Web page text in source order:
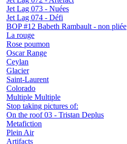
Jet Lag 073 - Nuées
Jet Lag 074 - Défi
BOP #12 Babeth Rambault - non pliée
La rouge
Rose poumon
Oscar Range
Ceylan
Glacier
Saint-Laurent
Colorado
Multiple Multiple
Stop taking pictures of:
On the roof 03 - Tristan Deplus
Metafiction
Plein Air
Artifacts